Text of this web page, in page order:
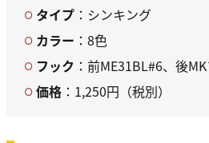
タイプ ：シンキング
カラー ：8色
フック ：前ME31BL#6、後
価格 ：1,250円（税別）